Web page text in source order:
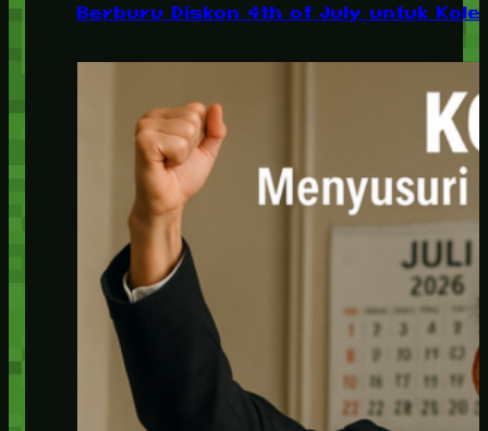
Berburu Diskon 4th of July untuk